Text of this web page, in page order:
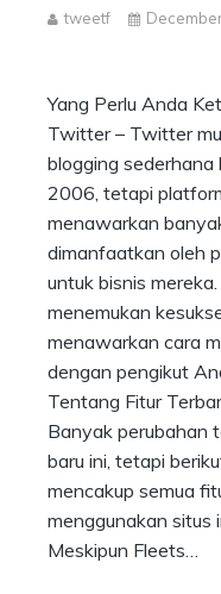
tweetf
Yang Perlu Anda
Twitter – Twitter
blogging
2006, tetapi
menawarkan
dimanfaatkan oleh
untuk bisnis
menemukan
menawarkan cara
dengan pengikut
Tentang Fitur
Banyak perubahan
baru ini, tetapi
mencakup semua
menggunakan situs
Meskipun Fleets…